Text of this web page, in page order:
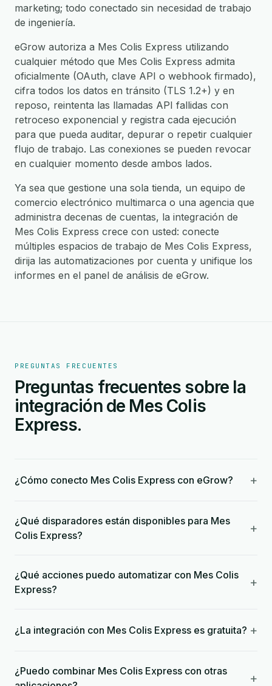
marketing; todo conectado sin necesidad de trabajo
de ingeniería.
eGrow autoriza a Mes Colis Express utilizando
cualquier método que Mes Colis Express admita
oficialmente (OAuth, clave API o webhook firmado),
cifra todos los datos en tránsito (TLS 1.2+) y en
reposo, reintenta las llamadas API fallidas con
retroceso exponencial y registra cada ejecución
para que pueda auditar, depurar o repetir cualquier
flujo de trabajo. Las conexiones se pueden revocar
en cualquier momento desde ambos lados.
Ya sea que gestione una sola tienda, un equipo de
comercio electrónico multimarca o una agencia que
administra decenas de cuentas, la integración de
Mes Colis Express crece con usted: conecte
múltiples espacios de trabajo de Mes Colis Express,
dirija las automatizaciones por cuenta y unifique los
informes en el panel de análisis de eGrow.
PREGUNTAS FRECUENTES
Preguntas frecuentes sobre la
integración de Mes Colis
Express.
¿Cómo conecto Mes Colis Express con eGrow? +
¿Qué disparadores están disponibles para Mes
Colis Express?
+
¿Qué acciones puedo automatizar con Mes Colis
Express?
+
¿La integración con Mes Colis Express es gratuita? +
¿Puedo combinar Mes Colis Express con otras
+